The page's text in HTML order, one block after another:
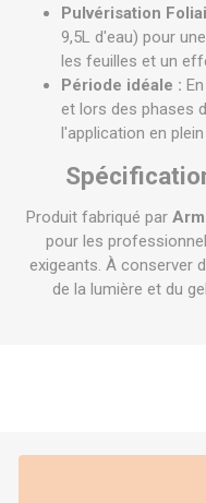
Pulvérisation
9,5L d'eau) pour
les feuilles et un
Période idéale :
et lors des phases
l'application en
Produit fabriqué par
pour les
exigeants. À conserver
de la lumière et du